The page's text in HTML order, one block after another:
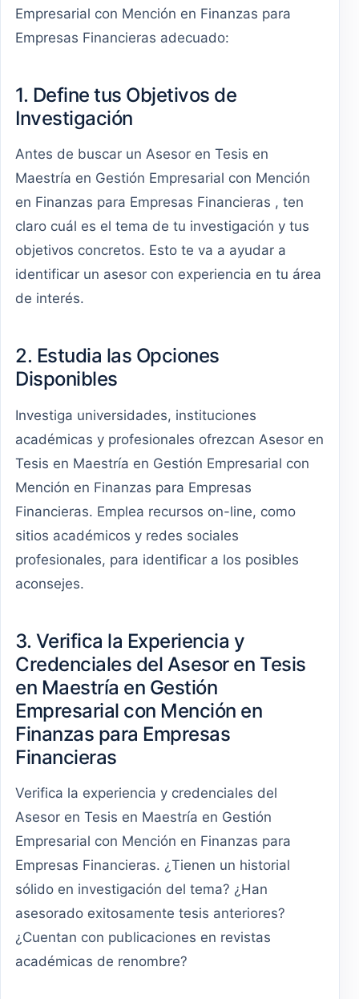
Empresarial con Mención en Finanzas para
Empresas Financieras adecuado:
1. Define tus Objetivos de
Investigación
Antes de buscar un Asesor en Tesis en
Maestría en Gestión Empresarial con Mención
en Finanzas para Empresas Financieras , ten
claro cuál es el tema de tu investigación y tus
objetivos concretos. Esto te va a ayudar a
identificar un asesor con experiencia en tu área
de interés.
2. Estudia las Opciones
Disponibles
Investiga universidades, instituciones
académicas y profesionales ofrezcan Asesor en
Tesis en Maestría en Gestión Empresarial con
Mención en Finanzas para Empresas
Financieras. Emplea recursos on-line, como
sitios académicos y redes sociales
profesionales, para identificar a los posibles
aconsejes.
3. Verifica la Experiencia y
Credenciales del Asesor en Tesis
en Maestría en Gestión
Empresarial con Mención en
Finanzas para Empresas
Financieras
Verifica la experiencia y credenciales del
Asesor en Tesis en Maestría en Gestión
Empresarial con Mención en Finanzas para
Empresas Financieras. ¿Tienen un historial
sólido en investigación del tema? ¿Han
asesorado exitosamente tesis anteriores?
¿Cuentan con publicaciones en revistas
académicas de renombre?